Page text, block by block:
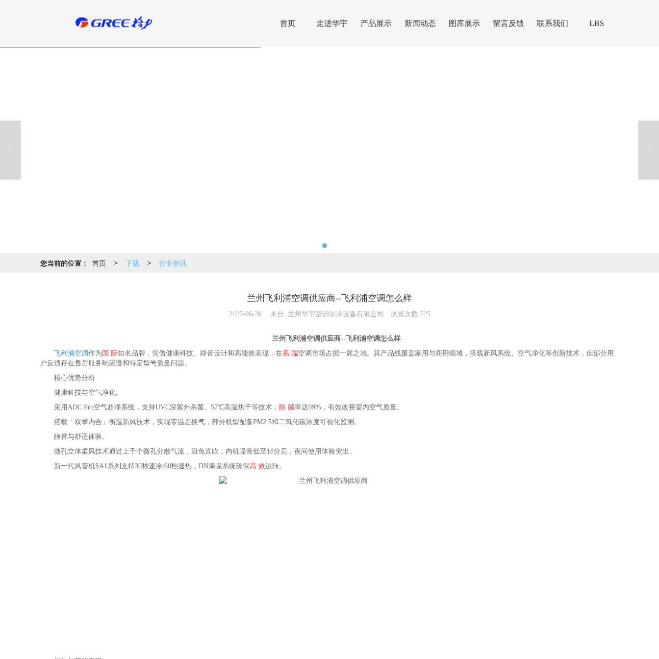
首页 走进华宇 产品展示 新闻动态 图库展示 留言反馈 联系我们 LBS
您当前的位置： 首页 > 下载 > 行业资讯
兰州飞利浦空调供应商--飞利浦空调怎么样
2025-06-26 来自: 兰州华宇空调制冷设备有限公司 浏览次数:525
兰州飞利浦空调供应商--飞利浦空调怎么样
飞利浦空调作为 国 际知名品牌，凭借健康科技、静音设计和高能效表现，在高 端空调市场占据一席之地‌。其产品线覆盖家用与商用领域，搭载新风系统、空气净化等创新技术，但部分用
户反馈存在售后服务响应慢和特定型号质量问题。‌‌
‌核心优势分析‌
‌健康科技与空气净化‌。
采用ADC Pro空气超净系统，支持UVC深紫外杀菌、57℃高温烘干等技术， 除 菌率达99%，有效改善室内空气质量。‌‌
搭载「双擎内合」衡温新风技术，实现零温差换气，部分机型配备PM2.5和二氧化碳浓度可视化监测。‌‌
‌静音与舒适体验‌。
微孔立体柔风技术通过上千个微孔分散气流，避免直吹，内机噪音低至18分贝，夜间使用体验突出。‌‌
新一代风管机SA1系列支持30秒速冷/60秒速热，DN降噪系统确保高 效运转。